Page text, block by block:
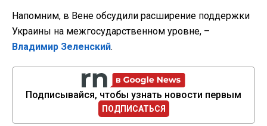
Напомним, в Вене обсудили расширение поддержки
Украины на межгосударственном уровне, –
Владимир Зеленский.
Подписывайся, чтобы узнать новости первым
ПОДПИСАТЬСЯ